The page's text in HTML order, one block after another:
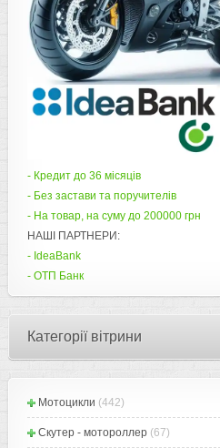
- Кредит до 36 місяців
- Без застави та поручителів
- На товар, на суму до 200000 грн
НАШІ ПАРТНЕРИ:
- IdeaBank
- ОТП Банк
Категорії вітрини
Мотоцикли (442)
Скутер - мотороллер (67)